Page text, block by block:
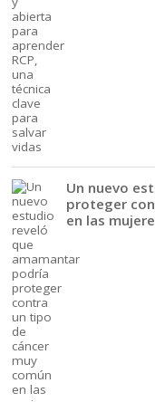
Un nuevo
proteger
en las